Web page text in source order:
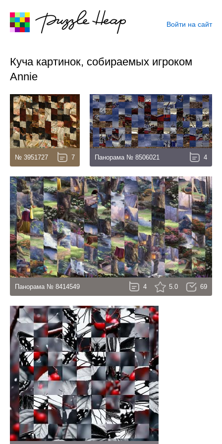
Войти на сайт
Куча картинок, собираемых игроком
Annie
№ 3951727 7
4.9
75
Панорама № 8506021 4
4.9 32
Панорама № 8414549 4 5.0 69